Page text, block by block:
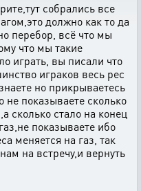
собрались все
должно как то да
перебор, всё что мы
что мы такие
играть, вы писали что
играков весь рес
но прикрываетесь
не показываете сколько
сколько стало на конец
показываете ибо
меняется на газ, так
на встречу,и вернуть